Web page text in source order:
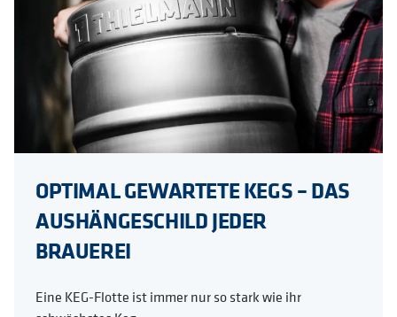
OPTIMAL GEWARTETE KEGS – DAS
AUSHÄNGESCHILD JEDER
BRAUEREI
Eine KEG-Flotte ist immer nur so stark wie ihr